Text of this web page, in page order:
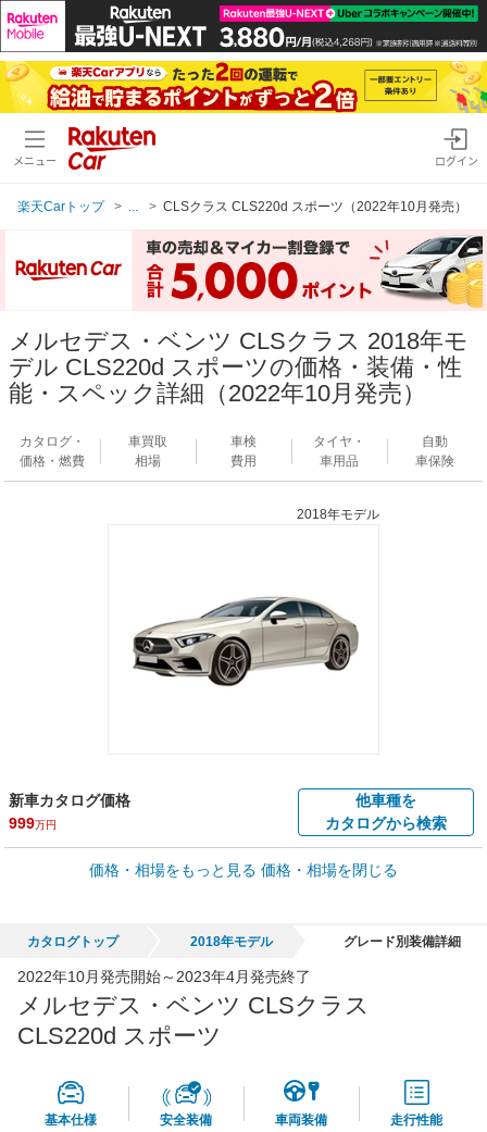
メニュー ログイン
楽天Carトップ CLSクラス CLS220d スポーツ（2022年10月発売）
メルセデス・ベンツ CLSクラス 2018年モ
デル CLS220d スポーツの価格・装備・性
能・スペック詳細（2022年10月発売）
カタログ・
価格・燃費
車買取
相場
車検
費用
タイヤ・
車用品
自動
車保険
2018年モデル
新車カタログ価格
999万円
他車種を
カタログから検索
車買取価格 *
車買取相場
73,850円
*当該価格は車種別の価格となります。
価格・相場をもっと見る 価格・相場を閉じる
カタログトップ 2018年モデル グレード別装備詳細
2022年10月発売開始～2023年4月発売終了
メルセデス・ベンツ CLSクラス
CLS220d スポーツ
基本仕様 安全装備 車両装備 走行性能